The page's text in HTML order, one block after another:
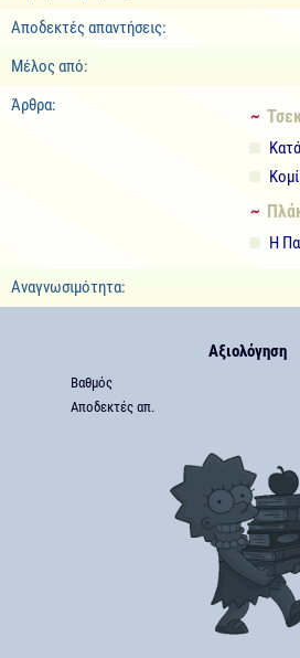
Αποδεκτές απαντήσεις:
Μέλος από:
Άρθρα:
~
~
Η
Αναγνωσιμότητα:
Αξιολόγηση
Βαθμός
Αποδεκτές απ.